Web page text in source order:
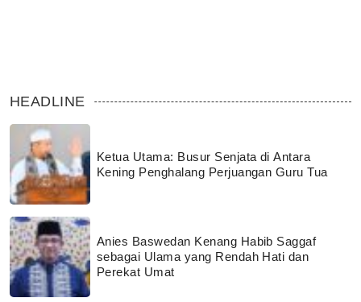
HEADLINE
Ketua Utama: Busur Senjata di Antara
Kening Penghalang Perjuangan Guru Tua
Anies Baswedan Kenang Habib Saggaf
sebagai Ulama yang Rendah Hati dan
Perekat Umat